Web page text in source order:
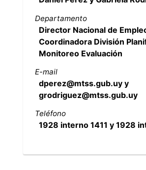
Departamento
Director Nacional de
Coordinadora División
Monitoreo Evaluación
E-mail
dperez@mtss.gub.uy y
grodriguez@mtss.gub.uy
Teléfono
1928 interno 1411 y 1928